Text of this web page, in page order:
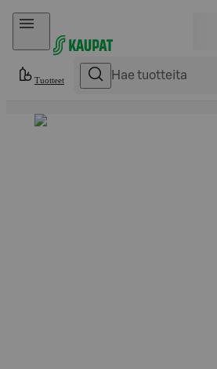
Hyppää sisältöön
Tuotteet